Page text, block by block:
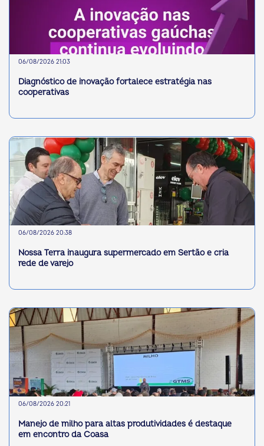
06/08/2026 21:03
Diagnóstico de inovação fortalece estratégia nas
cooperativas
06/08/2026 20:38
Nossa Terra inaugura supermercado em Sertão e cria
rede de varejo
06/08/2026 20:21
Manejo de milho para altas produtividades é destaque
em encontro da Coasa